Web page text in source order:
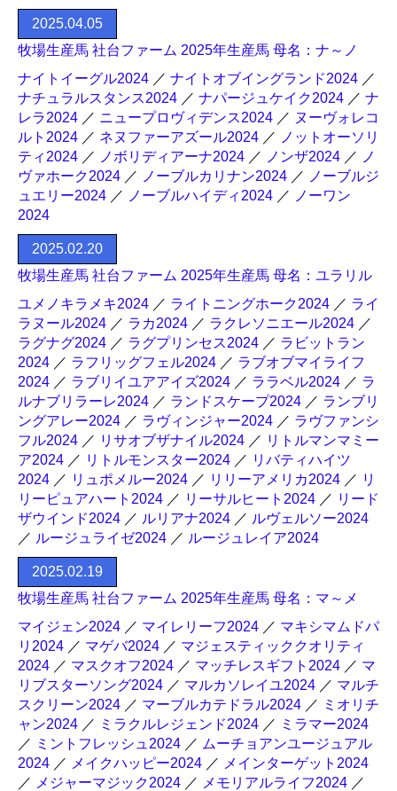
2025.04.05
牧場生産馬 社台ファーム 2025年生産馬 母名：ナ～ノ
ナイトイーグル2024 ／ ナイトオブイングランド2024 ／
ナチュラルスタンス2024 ／ ナパージュケイク2024 ／ ナ
レラ2024 ／ ニュープロヴィデンス2024 ／ ヌーヴォレコ
ルト2024 ／ ネヌファーアズール2024 ／ ノットオーソリ
ティ2024 ／ ノボリディアーナ2024 ／ ノンザ2024 ／ ノ
ヴァホーク2024 ／ ノーブルカリナン2024 ／ ノーブルジ
ュエリー2024 ／ ノーブルハイディ2024 ／ ノーワン
2024
2025.02.20
牧場生産馬 社台ファーム 2025年生産馬 母名：ユラリル
ユメノキラメキ2024 ／ ライトニングホーク2024 ／ ライ
ラヌール2024 ／ ラカ2024 ／ ラクレソニエール2024 ／
ラグナグ2024 ／ ラグプリンセス2024 ／ ラビットラン
2024 ／ ラフリッグフェル2024 ／ ラブオブマイライフ
2024 ／ ラブリイユアアイズ2024 ／ ララベル2024 ／ ラ
ルナブリラーレ2024 ／ ランドスケープ2024 ／ ランブリ
ングアレー2024 ／ ラヴィンジャー2024 ／ ラヴファンシ
フル2024 ／ リサオブザナイル2024 ／ リトルマンマミー
ア2024 ／ リトルモンスター2024 ／ リバティハイツ
2024 ／ リュポメルー2024 ／ リリーアメリカ2024 ／ リ
リーピュアハート2024 ／ リーサルヒート2024 ／ リード
ザウインド2024 ／ ルリアナ2024 ／ ルヴェルソー2024
／ ルージュライゼ2024 ／ ルージュレイア2024
2025.02.19
牧場生産馬 社台ファーム 2025年生産馬 母名：マ～メ
マイジェン2024 ／ マイレリーフ2024 ／ マキシマムドパ
リ2024 ／ マゲバ2024 ／ マジェスティッククオリティ
2024 ／ マスクオフ2024 ／ マッチレスギフト2024 ／ マ
リブスターソング2024 ／ マルカソレイユ2024 ／ マルチ
スクリーン2024 ／ マーブルカテドラル2024 ／ ミオリチ
ャン2024 ／ ミラクルレジェンド2024 ／ ミラマー2024
／ ミントフレッシュ2024 ／ ムーチョアンユージュアル
2024 ／ メイクハッピー2024 ／ メインターゲット2024
／ メジャーマジック2024 ／ メモリアルライフ2024 ／